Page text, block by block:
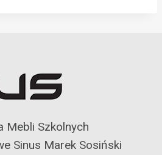
Mebli Szkolnych
Sinus Marek Sosiński